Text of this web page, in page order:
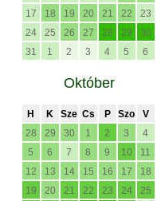
17
18 19 20 21 22
23
24
25 26 27 28 29
30
31
1 2 3 4 5 6
Október
H K Sze Cs P Szo
V
28
29 30 1 2 3
4
5
6 7 8 9 10
11
12
13 14 15 16 17
18
19
20 21 22 23 24
25